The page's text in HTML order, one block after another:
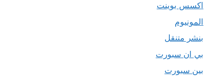
اكسس بوينت
المونيوم
بنشر متنقل
بي ان سبورت
بين سبورت